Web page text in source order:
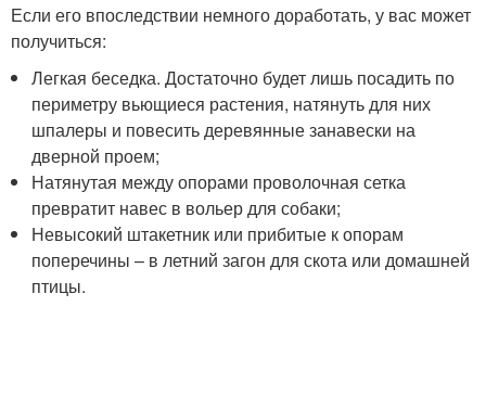
Если его впоследствии немного доработать, у вас может
получиться:
Легкая беседка. Достаточно будет лишь посадить по
периметру вьющиеся растения, натянуть для них
шпалеры и повесить деревянные занавески на
дверной проем;
Натянутая между опорами проволочная сетка
превратит навес в вольер для собаки;
Невысокий штакетник или прибитые к опорам
поперечины – в летний загон для скота или домашней
птицы.